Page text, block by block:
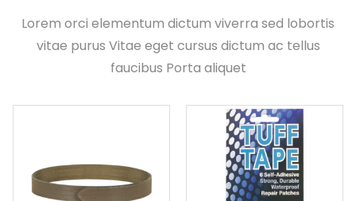
Lorem orci elementum dictum viverra sed lobortis
vitae purus Vitae eget cursus dictum ac tellus
faucibus Porta aliquet